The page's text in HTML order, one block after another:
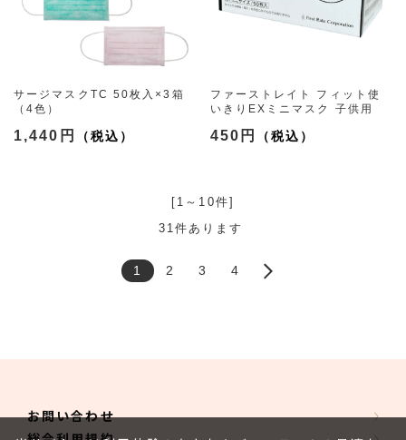
サージマスクTC 50枚入×3箱
（4色）
1,440円
ファーストレイト フィット使
いきりEXミニマスク 子供用
450円
[1～10件]
31件あります
1 2 3 4
お問い合わせ